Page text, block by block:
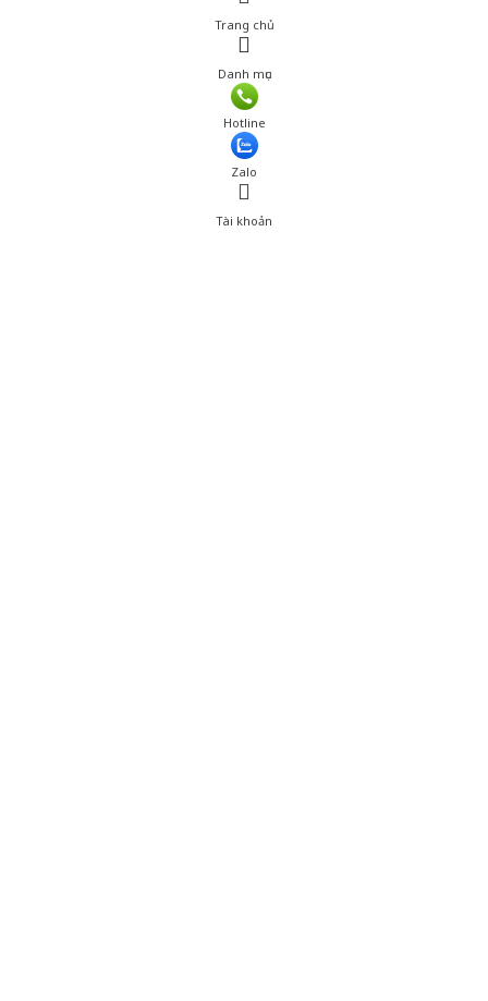
Trang chủ
Danh mục
Hotline
Zalo
Tài khoản